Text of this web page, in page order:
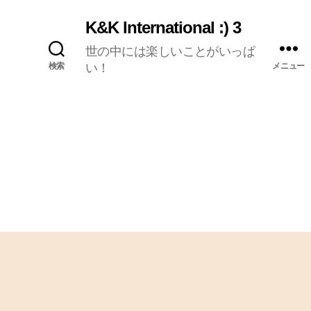
検索
K&K International :) 3
世の中には楽しいことがいっぱ
い！
メニュー